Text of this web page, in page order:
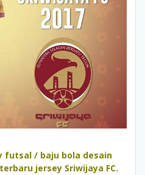
futsal / baju bola desain
jersey Sriwijaya FC.